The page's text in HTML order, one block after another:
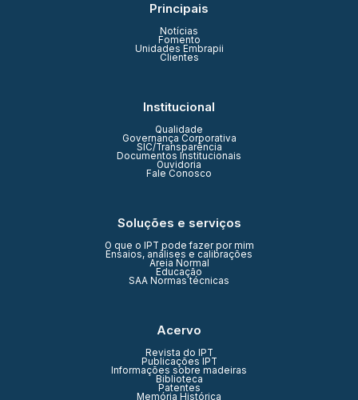
Principais
Notícias
Fomento
Unidades Embrapii
Clientes
Institucional
Qualidade
Governança Corporativa
SIC/Transparência
Documentos Institucionais
Ouvidoria
Fale Conosco
Soluções e serviços
O que o IPT pode fazer por mim
Ensaios, análises e calibrações
Areia Normal
Educação
SAA Normas técnicas
Acervo
Revista do IPT
Publicações IPT
Informações sobre madeiras
Biblioteca
Patentes
Memória Histórica